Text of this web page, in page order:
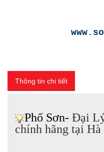
Thông tin chi tiết
Phố Sơn- Đại
chính hãng tại Hà